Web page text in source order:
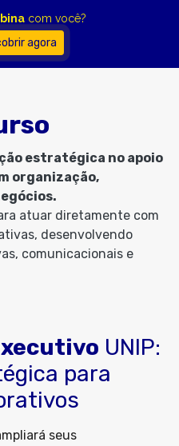
com você?
agora
estratégica no apoio
organização,
atuar diretamente com
desenvolvendo
comunicacionais e
UNIP:
para
seus